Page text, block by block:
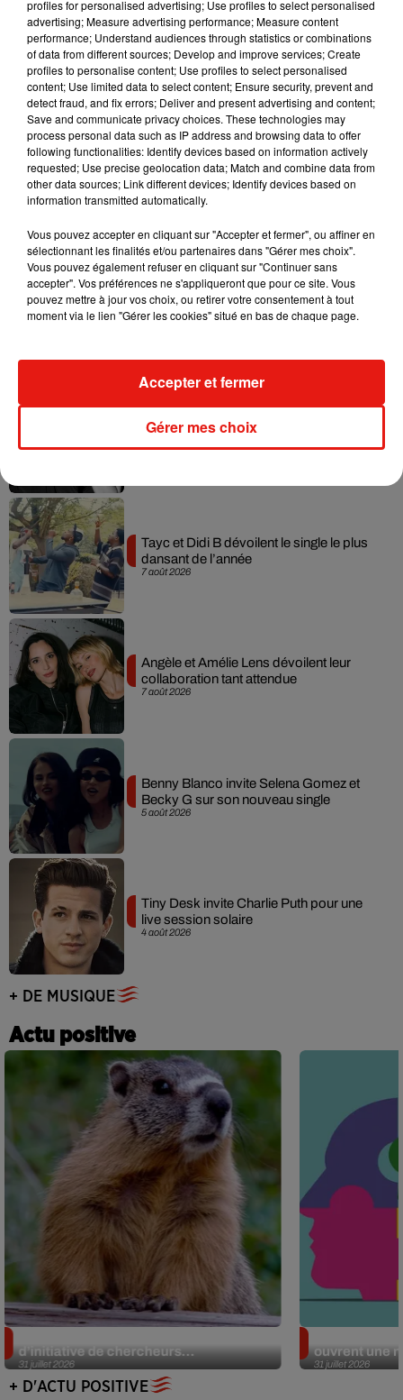
foutu.
— OnlyYou&I '� �x!Èx!� (@HakimaKimSs)12 octobre
2018
Snapchat ils ont ft un filtre à faire avec notre chat !! Cest
trop bien
— Khaleesi (@So213_)12 octobre 2018
Musique
Julien Lieb s’essaye à la vie de chatelain
dans son nouveau clip
7 août 2026
Madonna sort enfin le remix de « Love
7 août 2026
Tayc et Didi B dévoilent le single le plus
dansant de l’année
7 août 2026
Angèle et Amélie Lens dévoilent leur
collaboration tant attendue
5 août 2026
Benny Blanco invite Selena Gomez et
Becky G sur son nouveau single
4 août 2026
Tiny Desk invite Charlie Puth pour une
live session solaire
+ DE MUSIQUE
Actu positive
31 juillet 2026
d’initiative de chercheurs...
31 juillet 2026
ouvrent une
+ D'ACTU POSITIVE
profiles for personalised advertising; Use profiles to select personalised
advertising; Measure advertising performance; Measure content
performance; Understand audiences through statistics or combinations
of data from different sources; Develop and improve services; Create
profiles to personalise content; Use profiles to select personalised
content; Use limited data to select content; Ensure security, prevent and
detect fraud, and fix errors; Deliver and present advertising and content;
Save and communicate privacy choices. These technologies may
process personal data such as IP address and browsing data to offer
following functionalities: Identify devices based on information actively
requested; Use precise geolocation data; Match and combine data from
other data sources; Link different devices; Identify devices based on
information transmitted automatically.
Vous pouvez accepter en cliquant sur "Accepter et fermer", ou affiner en
sélectionnant les finalités et/ou partenaires dans "Gérer mes choix".
Vous pouvez également refuser en cliquant sur "Continuer sans
accepter". Vos préférences ne s'appliqueront que pour ce site. Vous
pouvez mettre à jour vos choix, ou retirer votre consentement à tout
moment via le lien "Gérer les cookies" situé en bas de chaque page.
Gérer mes choix
Accepter et fermer